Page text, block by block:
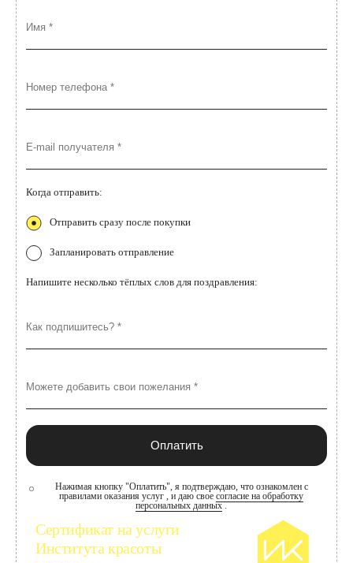
Когда отправить:
Отправить сразу после покупки
Запланировать отправление
Напишите несколько тёплых слов для поздравления:
Оплатить
Нажимая кнопку "Оплатить", я подтверждаю, что ознакомлен с
правилами оказания услуг , и даю своесогласие на обработку
персональных данных.
Сертификат на услуги
Института красоты